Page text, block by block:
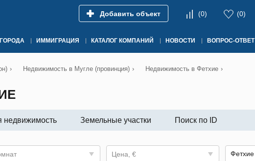
Добавить объект (0) (0)
ГОРОДА ИММИГРАЦИЯ КАТАЛОГ КОМПАНИЙ НОВОСТИ ВОПРОС-ОТВЕТ
› Недвижимость в Мугле (провинция) › Недвижимость в Фетхие ›
недвижимость Земельные участки Поиск по ID
Цена, €